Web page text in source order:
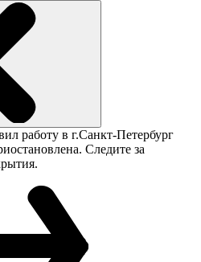
работу в г.Санкт-Петербург
Следите за